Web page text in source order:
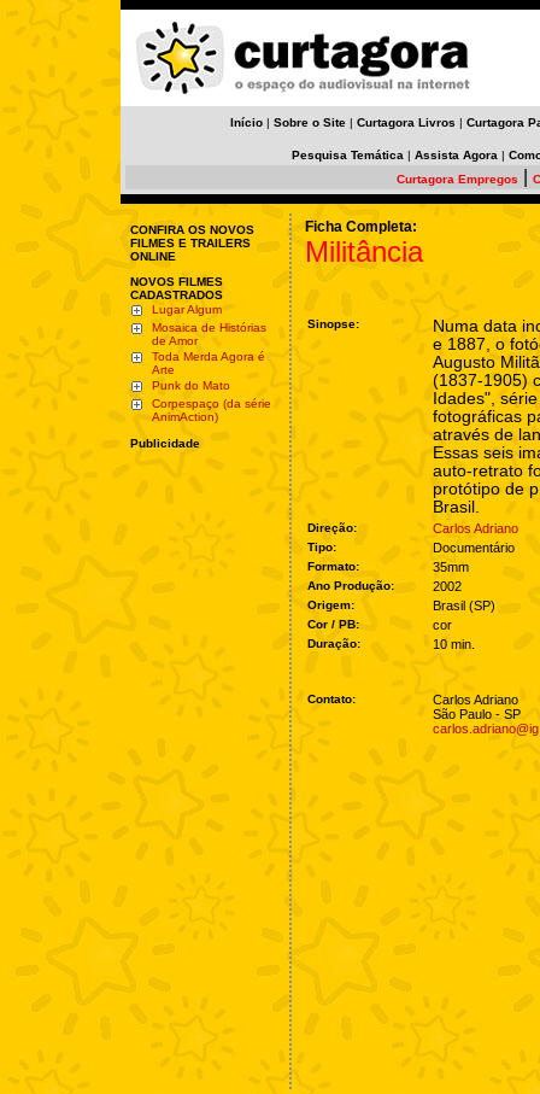
Início | Sobre o Site | Curtagora Livros | Curtagora
Pesquisa Temática | Assista Agora |
Curtagora Empregos
CONFIRA OS NOVOS
FILMES E TRAILERS
ONLINE
NOVOS FILMES
CADASTRADOS
Lugar Algum
Mosaica de Histórias
de Amor
Toda Merda Agora é
Arte
Punk do Mato
Corpespaço (da série
AnimAction)
Publicidade
Ficha Completa:
Militância
Sinopse:
Numa data
e 1887, o
Augusto
(1837-1905)
Idades",
fotográficas
através de
Essas seis
auto-retrato
protótipo de
Brasil.
Direção: Carlos Adriano
Tipo: Documentário
Formato: 35mm
Ano Produção: 2002
Origem: Brasil (SP)
Cor / PB: cor
Duração: 10 min.
Contato:
Carlos Adriano
São Paulo - SP